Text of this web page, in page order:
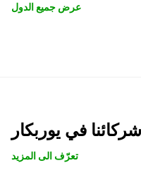
عرض جميع الدول
في يوربكار
تعرّف الى المزيد